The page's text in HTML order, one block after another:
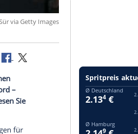
Burak Sür via Getty Images